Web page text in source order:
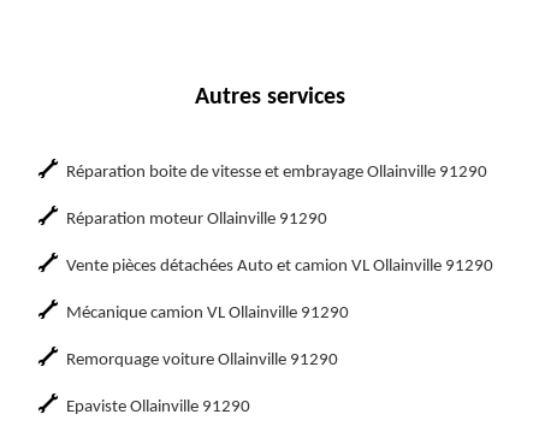
Autres services
Réparation boite de vitesse et embrayage Ollainville 91290
Réparation moteur Ollainville 91290
Vente pièces détachées Auto et camion VL Ollainville 91290
Mécanique camion VL Ollainville 91290
Remorquage voiture Ollainville 91290
Epaviste Ollainville 91290